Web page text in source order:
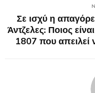
Σε ισχύ η
Άντζελες: Ποιος
1807 που απειλεί